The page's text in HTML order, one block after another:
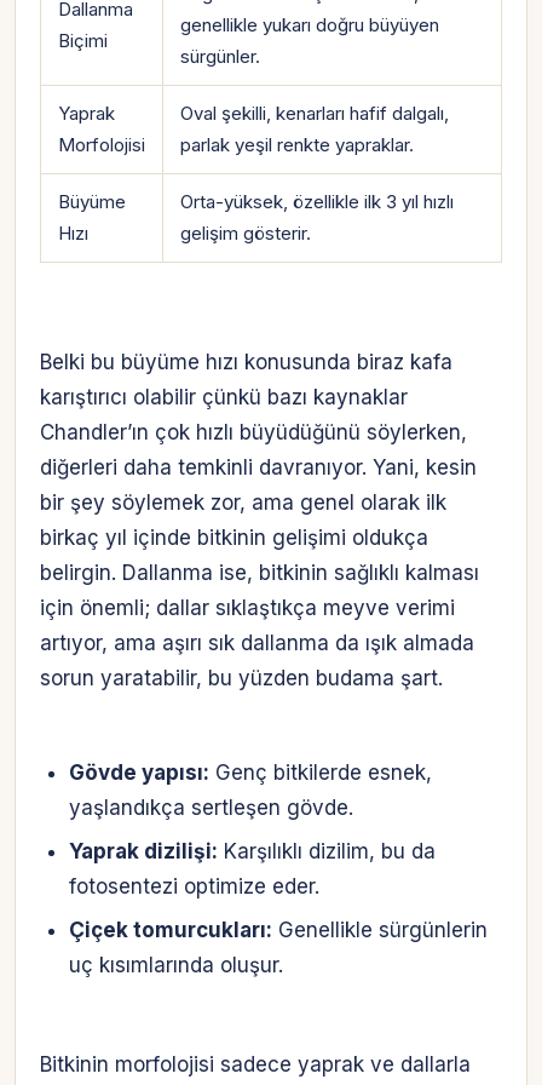
Dallanma
Biçimi
genellikle yukarı doğru büyüyen
sürgünler.
Yaprak
Morfolojisi
Oval şekilli, kenarları hafif dalgalı,
parlak yeşil renkte yapraklar.
Büyüme
Hızı
Orta-yüksek, özellikle ilk 3 yıl hızlı
gelişim gösterir.
Belki bu büyüme hızı konusunda biraz kafa
karıştırıcı olabilir çünkü bazı kaynaklar
Chandler’ın çok hızlı büyüdüğünü söylerken,
diğerleri daha temkinli davranıyor. Yani, kesin
bir şey söylemek zor, ama genel olarak ilk
birkaç yıl içinde bitkinin gelişimi oldukça
belirgin. Dallanma ise, bitkinin sağlıklı kalması
için önemli; dallar sıklaştıkça meyve verimi
artıyor, ama aşırı sık dallanma da ışık almada
sorun yaratabilir, bu yüzden budama şart.
Gövde yapısı: Genç bitkilerde esnek,
yaşlandıkça sertleşen gövde.
Yaprak dizilişi: Karşılıklı dizilim, bu da
fotosentezi optimize eder.
Çiçek tomurcukları: Genellikle sürgünlerin
uç kısımlarında oluşur.
Bitkinin morfolojisi sadece yaprak ve dallarla